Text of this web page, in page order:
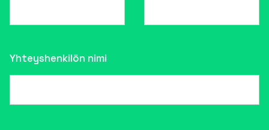
Yhteyshenkilön nimi